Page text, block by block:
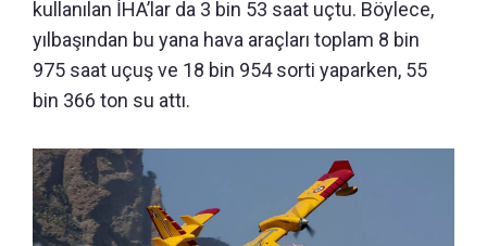
kullanılan İHA’lar da 3 bin 53 saat uçtu. Böylece,
yılbaşından bu yana hava araçları toplam 8 bin
975 saat uçuş ve 18 bin 954 sorti yaparken, 55
bin 366 ton su attı.